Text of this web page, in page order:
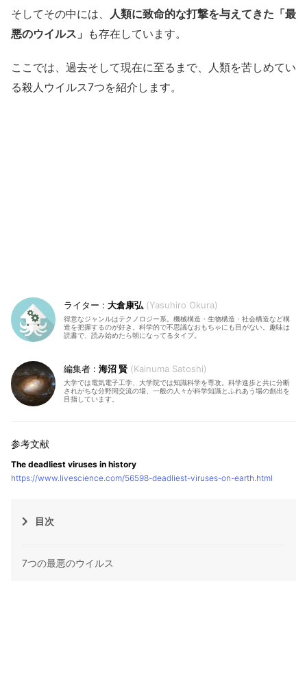
そしてその中には、 人類に致命的な打撃を与えてきた「最
悪のウイルス」 も存在しています。
ここでは、過去そして現在に至るまで、人類を苦しめてい
る殺人ウイルス7つを紹介します。
大倉康弘 Yasuhiro Okura
得意なジャンルはテクノロジー系。機械構造・生物構造・社会構造など構
造を把握するのが好き。科学的で不思議なおもちゃにも目がない。趣味は
読書で、読み始めたら朝になってるタイプ。
海沼 賢 Kainuma Satoshi
大学では電気電子工学、大学院では知識科学を専攻。科学進歩と共に分断
されがちな分野間交流の場、一般の人々が科学知識とふれあう場の創出を
目指しています。
The deadliest viruses in history
https://www.livescience.com/56598-deadliest-viruses-on-earth.html
目次
7つの最悪のウイルス